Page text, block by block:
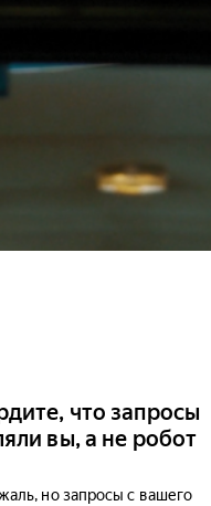
что запросы
вы, а не робот
но запросы с вашего